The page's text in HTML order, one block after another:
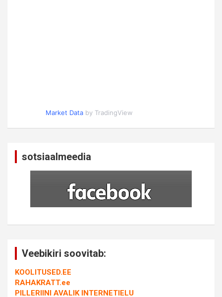
Market Data by TradingView
sotsiaalmeedia
Veebikiri soovitab:
KOOLITUSED.EE
RAHAKRATT.ee
PILLERIINI AVALIK INTERNETIELU